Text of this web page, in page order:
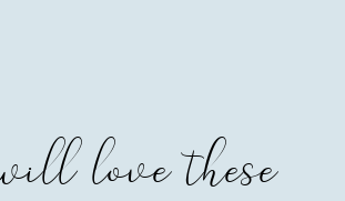
love these